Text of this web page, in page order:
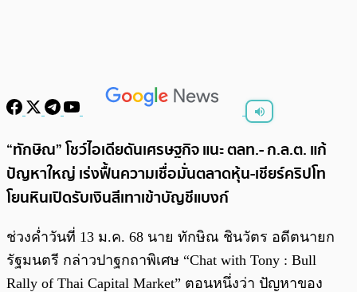
พร้อมเล่น
“ทักษิณ” โชว์ไอเดียดันเศรษฐกิจ แนะ ตลท.- ก.ล.ต. แก้
ปัญหาใหญ่ เร่งฟื้นความเชื่อมั่นตลาดหุ้น-เชียร์คริปโท
โยนหินเปิดรับเงินสีเทาเข้าบัญชีแบงก์
ช่วงค่ำวันที่ 13 ม.ค. 68 นาย ทักษิณ ชินวัตร อดีตนายก
รัฐมนตรี กล่าวปาฐกถาพิเศษ “Chat with Tony : Bull
Rally of Thai Capital Market” ตอนหนึ่งว่า ปัญหาของ